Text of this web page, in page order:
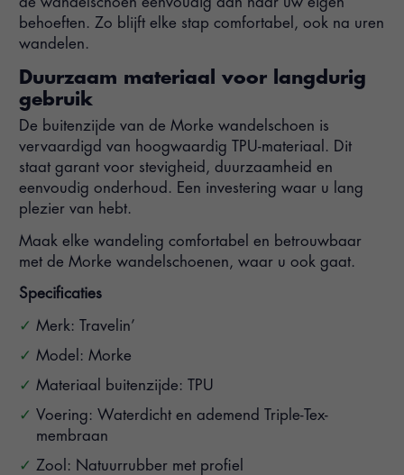
behoeften. Zo blijft elke stap comfortabel, ook na uren
wandelen.
Duurzaam materiaal voor langdurig
gebruik
De buitenzijde van de Morke wandelschoen is
vervaardigd van hoogwaardig TPU-materiaal. Dit
staat garant voor stevigheid, duurzaamheid en
eenvoudig onderhoud. Een investering waar u lang
plezier van hebt.
Maak elke wandeling comfortabel en betrouwbaar
met de Morke wandelschoenen, waar u ook gaat.
Specificaties
Merk: Travelin’
Model: Morke
Materiaal buitenzijde: TPU
Voering: Waterdicht en ademend Triple-Tex-
membraan
Zool: Natuurrubber met profiel